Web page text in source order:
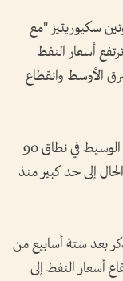
سكيوريتيز "مع
أسعار النفط
الأوسط وانقطاع
وأضاف "من ​المرجح أن يظل خام غرب ⁠تكساس الوسيط في نطاق 90
كان الحال إلى حد كبير منذ
بعد ⁠ستة أسابيع من
أسعار النفط إلى